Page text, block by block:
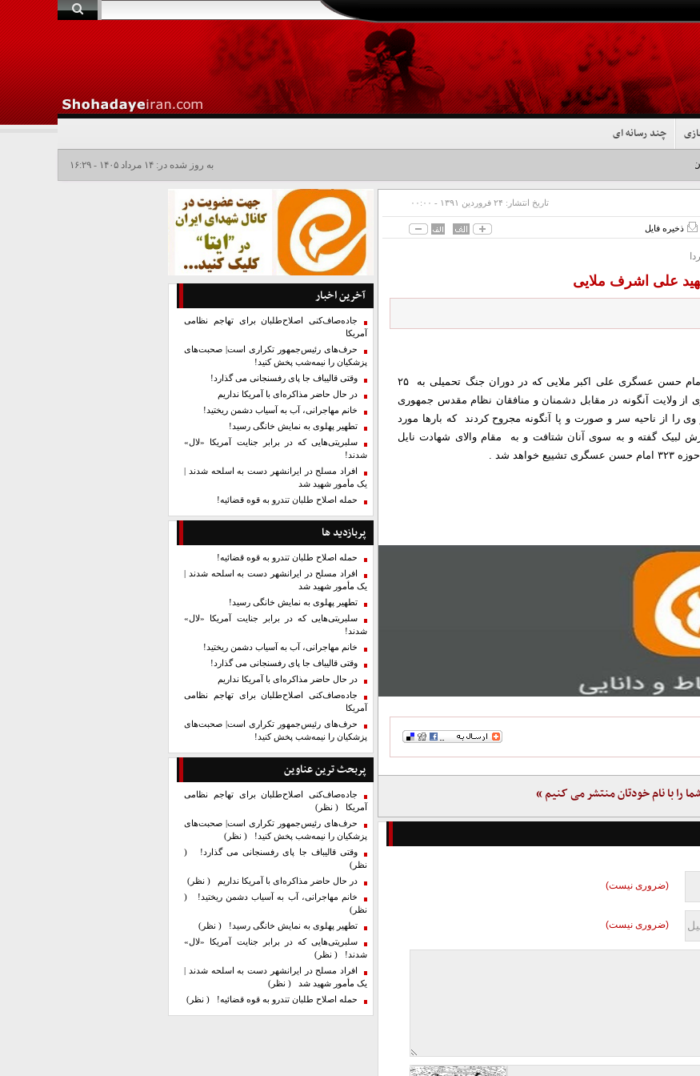
چند رسانه ای
شد+فیلم به روز شده در: ۱۴ مرداد ۱۴۰۵ - ۱۶:۲۹
تاریخ انتشار: ۲۴ فروردين ۱۳۹۱ - ۰۰:۰۰
ذخیره فایل
علی اشرف ملایی
به گزارش پایگاه اطلاع رسانی شهدای ایران ، بسیجی حوزه ۳۲۳ امام حسن عسگری علی اکبر ملایی که در دوران جنگ تحمیلی به ۲۵
از ولایت آنگونه در مقابل دشمنان و منافقان نظام مقدس جمهوری
را از ناحیه سر و صورت و پا آنگونه مجروح کردند که بارها مورد
لبیک گفته و به سوی آنان شتافت و به مقام والای شهادت نایل
شد .
را با نام خودتان منتشر می کنیم »
(ضروری نیست)
(ضروری نیست)
آخرین اخبار
جاده‌صاف‌کنی اصلاح‌طلبان برای تهاجم نظامی
آمریکا
حرف‌های رئیس‌جمهور تکراری است| صحبت‌های
پزشکیان را نیمه‌شب پخش کنید!
وقتی قالیباف جا پای رفسنجانی می گذارد!
در حال حاضر مذاکره‌ای با آمریکا نداریم
خانم مهاجرانی، آب به آسیاب دشمن ریختید!
تطهیر پهلوی به نمایش خانگی رسید!
سلبریتی‌هایی که در برابر جنایت آمریکا «لال»
شدند!
افراد مسلح در ایرانشهر دست به اسلحه شدند |
یک مأمور شهید شد
حمله اصلاح طلبان تندرو به قوه قضائیه!
پربازدید ها
حمله اصلاح طلبان تندرو به قوه قضائیه!
افراد مسلح در ایرانشهر دست به اسلحه شدند |
یک مأمور شهید شد
تطهیر پهلوی به نمایش خانگی رسید!
سلبریتی‌هایی که در برابر جنایت آمریکا «لال»
شدند!
خانم مهاجرانی، آب به آسیاب دشمن ریختید!
وقتی قالیباف جا پای رفسنجانی می گذارد!
در حال حاضر مذاکره‌ای با آمریکا نداریم
جاده‌صاف‌کنی اصلاح‌طلبان برای تهاجم نظامی
آمریکا
حرف‌های رئیس‌جمهور تکراری است| صحبت‌های
پزشکیان را نیمه‌شب پخش کنید!
پربحث ترین عناوین
جاده‌صاف‌کنی اصلاح‌طلبان برای تهاجم نظامی
آمریکا ( نظر)
حرف‌های رئیس‌جمهور تکراری است| صحبت‌های
پزشکیان را نیمه‌شب پخش کنید! ( نظر)
وقتی قالیباف جا پای رفسنجانی می گذارد! (
نظر)
در حال حاضر مذاکره‌ای با آمریکا نداریم ( نظر)
خانم مهاجرانی، آب به آسیاب دشمن ریختید! (
نظر)
تطهیر پهلوی به نمایش خانگی رسید! ( نظر)
سلبریتی‌هایی که در برابر جنایت آمریکا «لال»
شدند! ( نظر)
افراد مسلح در ایرانشهر دست به اسلحه شدند |
یک مأمور شهید شد ( نظر)
حمله اصلاح طلبان تندرو به قوه قضائیه! ( نظر)